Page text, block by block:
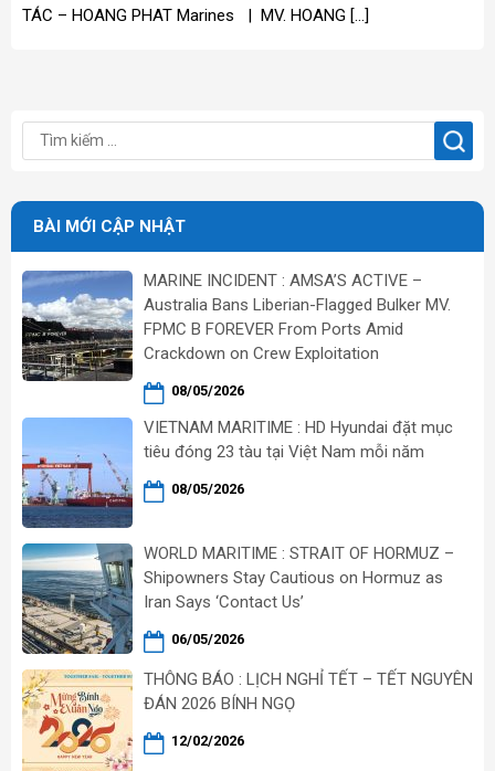
TÁC – HOANG PHAT Marines | MV. HOANG […]
BÀI MỚI CẬP NHẬT
MARINE INCIDENT : AMSA’S ACTIVE –
Australia Bans Liberian-Flagged Bulker MV.
FPMC B FOREVER From Ports Amid
Crackdown on Crew Exploitation
08/05/2026
VIETNAM MARITIME : HD Hyundai đặt mục
tiêu đóng 23 tàu tại Việt Nam mỗi năm
08/05/2026
WORLD MARITIME : STRAIT OF HORMUZ –
Shipowners Stay Cautious on Hormuz as
Iran Says ‘Contact Us’
06/05/2026
THÔNG BÁO : LỊCH NGHỈ TẾT – TẾT NGUYÊN
ĐÁN 2026 BÍNH NGỌ
12/02/2026